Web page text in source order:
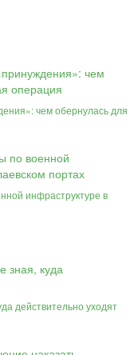
чем обернулась для
инфраструктуре в
действительно уходят